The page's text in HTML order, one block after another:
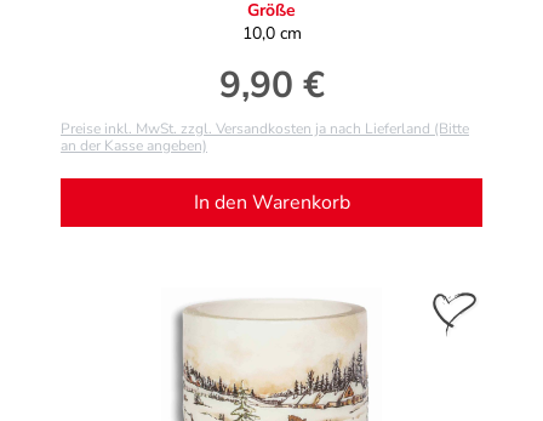
Größe
10,0 cm
Regulärer Preis:
9,90 €
Preise inkl. MwSt. zzgl. Versandkosten ja nach Lieferland (Bitte
an der Kasse angeben)
In den Warenkorb